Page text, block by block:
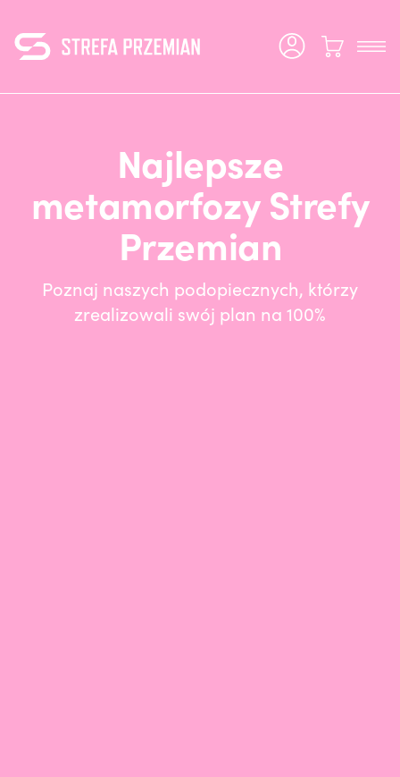
Najlepsze
metamorfozy Strefy
Przemian
Poznaj naszych podopiecznych, którzy
zrealizowali swój plan na 100%